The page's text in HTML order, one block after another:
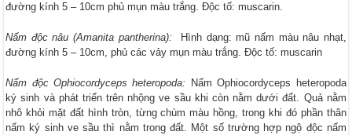
đường kính 5 – 10cm phủ mụn màu trắng. Độc tố: muscarin.
Nấm độc nâu (Amanita pantherina): Hình dạng: mũ nấm màu nâu nhạt,
đường kính 5 – 10cm, phủ các vảy mụn màu trắng. Độc tố: muscarin
Nấm độc Ophiocordyceps heteropoda: Nấm Ophiocordyceps heteropoda
ký sinh và phát triển trên nhộng ve sầu khi còn nằm dưới đất. Quả nằm
nhô khỏi mặt đất hình tròn, từng chùm màu hồng, trong khi đó phần thân
nấm ký sinh ve sầu thì nằm trong đất. Một số trường hợp ngộ độc nấm